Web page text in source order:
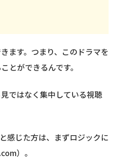
ます。つまり、このドラマを
とができるんです。
ではなく集中している視聴
感じた方は、まずロジックに
）。